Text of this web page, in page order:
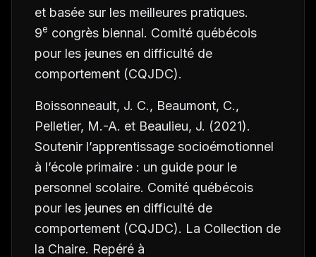
et basée sur les meilleures pratiques.
9e congrès biennal. Comité québécois
pour les jeunes en difficulté de
comportement (CQJDC).
Boissonneault, J. C., Beaumont, C.,
Pelletier, M.-A. et Beaulieu, J. (2021).
Soutenir l’apprentissage socioémotionnel
à l’école primaire : un guide pour le
personnel scolaire. Comité québécois
pour les jeunes en difficulté de
comportement (CQJDC). La Collection de
la Chaire. Repéré à